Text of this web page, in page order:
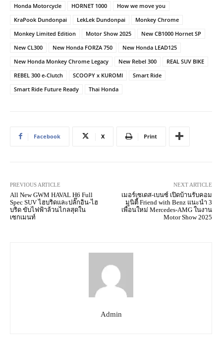
Honda Motorcycle HORNET 1000
How we move you
KraPook Dundonpai
LekLek Dundonpai
Monkey Chrome
Monkey Limited Edition
Motor Show 2025
New CB1000 Hornet SP
New CL300
New Honda FORZA 750
New Honda LEAD125
New Honda Monkey Chrome Legacy
New Rebel 300
REAL SUV BIKE
REBEL 300 e-Clutch
SCOOPY x KUROMI
Smart Ride
Smart Ride Future Ready
Thai Honda
Facebook X Print
PREVIOUS ARTICLE
All New GWM HAVAL H6 Full
Spec SUV ไฮบริดและปลั๊กอิน-ไฮ
บริด ขับไฟฟ้าล้วนไกลสุดใน
เซกเมนท์
NEXT ARTICLE
เมอร์เซเดส-เบนซ์ เปิดบ้านรับคอม
มูนิตี้ Friend with Benz แนะนำ 3
เพื่อนใหม่ Mercedes-AMG ในงาน
Motor Show 2025
Admin